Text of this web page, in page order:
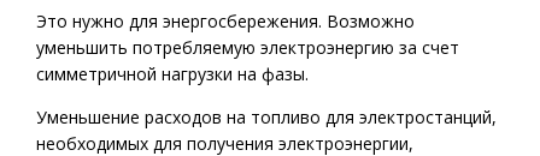
Это нужно для энергосбережения. Возможно
уменьшить потребляемую электроэнергию за счет
симметричной нагрузки на фазы.
Уменьшение расходов на топливо для электростанций,
необходимых для получения электроэнергии,